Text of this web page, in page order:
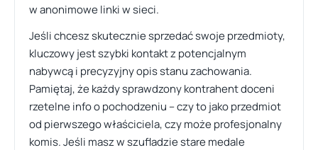
w anonimowe linki w sieci.
Jeśli chcesz skutecznie sprzedać swoje przedmioty,
kluczowy jest szybki kontakt z potencjalnym
nabywcą i precyzyjny opis stanu zachowania.
Pamiętaj, że każdy sprawdzony kontrahent doceni
rzetelne info o pochodzeniu – czy to jako przedmiot
od pierwszego właściciela, czy może profesjonalny
komis. Jeśli masz w szufladzie stare medale